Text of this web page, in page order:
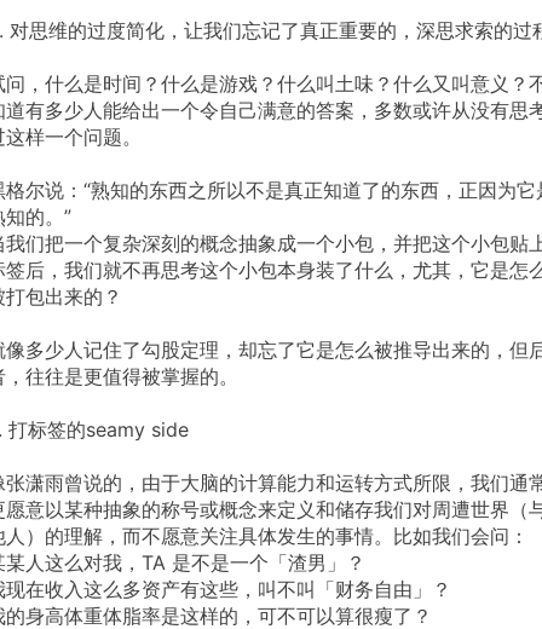
对思维的过度简化，让我们忘记了真正重要的，深思求索的过
问，什么是时间？什么是游戏？什么叫土味？什么又叫意义？
道有多少人能给出一个令自己满意的答案，多数或许从没有思
这样一个问题。
格尔说：“熟知的东西之所以不是真正知道了的东西，正因为它
知的。”
我们把一个复杂深刻的概念抽象成一个小包，并把这个小包贴
签后，我们就不再思考这个小包本身装了什么，尤其，它是怎
打包出来的？
像多少人记住了勾股定理，却忘了它是怎么被推导出来的，但
，往往是更值得被掌握的。
打标签的seamy side
张潇雨曾说的，由于大脑的计算能力和运转方式所限，我们通
愿意以某种抽象的称号或概念来定义和储存我们对周遭世界（
人）的理解，而不愿意关注具体发生的事情。比如我们会问：
某人这么对我，TA 是不是一个「渣男」？
现在收入这么多资产有这些，叫不叫「财务自由」？
的身高体重体脂率是这样的，可不可以算很瘦了？